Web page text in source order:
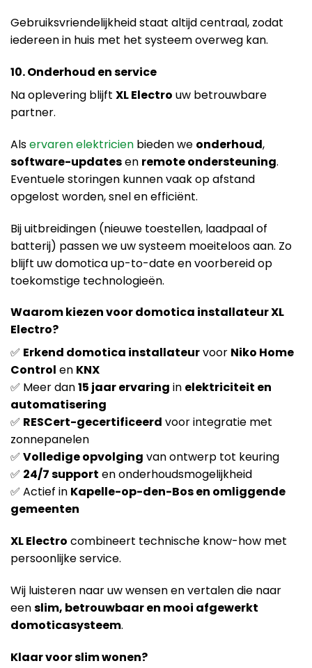
Gebruiksvriendelijkheid staat altijd centraal, zodat
iedereen in huis met het systeem overweg kan.
10. Onderhoud en service
Na oplevering blijft XL Electro uw betrouwbare
partner.
Alservaren elektricien bieden we onderhoud,
software-updatesen remote ondersteuning.
Eventuele storingen kunnen vaak op afstand
opgelost worden, snel en efficiënt.
Bij uitbreidingen (nieuwe toestellen, laadpaal of
batterij) passen we uw systeem moeiteloos aan. Zo
blijft uw domotica up-to-date en voorbereid op
toekomstige technologieën.
Waarom kiezen voor domotica installateur XL
Electro?
✅ Erkend domotica installateurvoor Niko Home
Control en KNX
✅ Meer dan15 jaar ervaring in elektriciteit en
automatisering
✅ RESCert-gecertificeerd voor integratie met
zonnepanelen
✅ Volledige opvolging van ontwerp tot keuring
✅ 24/7 support en onderhoudsmogelijkheid
✅ Actief in Kapelle-op-den-Bos en omliggende
gemeenten
XL Electro combineert technische know-how met
persoonlijke service.
Wij luisteren naar uw wensen en vertalen die naar
eenslim, betrouwbaar en mooi afgewerkt
domoticasysteem.
Klaar voor slim wonen?